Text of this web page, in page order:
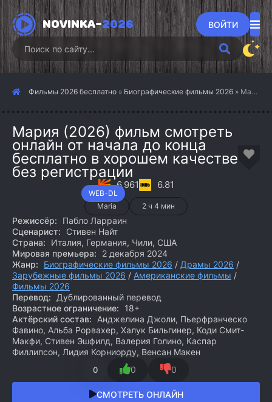
NOVINKA-2026 ВОЙТИ
Фильмы 2026 бесплатно » Биографические фильмы 2026 » Мария (2026)
Мария (2026) фильм смотреть
онлайн от начала до конца
бесплатно в хорошем качестве
без регистрации
WEB-DL
6.961 6.81
Maria 2 ч 4 мин
Режиссёр:
Пабло Ларраин
Сценарист:
Стивен Найт
Страна:
Италия, Германия, Чили, США
Мировая премьера:
2 декабря 2024
Жанр:
Биографические фильмы 2026 / Драмы 2026 /
Зарубежные фильмы 2026 / Американские фильмы /
Фильмы 2026
Перевод:
Дублированный перевод
Возрастное ограничение:
18+
Актёрский состав:
Анджелина Джоли, Пьерфранческо
Фавино, Альба Рорвахер, Халук Бильгинер, Коди Смит-
Макфи, Стивен Эшфилд, Валерия Голино, Каспар
Филлипсон, Лидия Корниорду, Венсан Макен
0 0 0
СМОТРЕТЬ ОНЛАЙН